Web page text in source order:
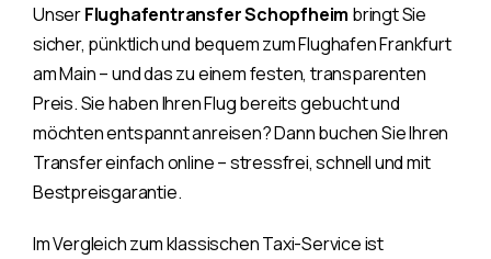
UnserFlughafentransfer Schopfheim bringt Sie
sicher, pünktlich und bequem zum Flughafen Frankfurt
am Main – und das zu einem festen, transparenten
Preis. Sie haben Ihren Flug bereits gebucht und
möchten entspannt anreisen? Dann buchen Sie Ihren
Transfer einfach online – stressfrei, schnell und mit
Bestpreisgarantie.
Im Vergleich zum klassischen Taxi-Service ist